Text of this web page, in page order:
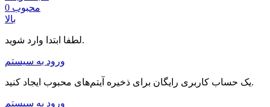
محبوب 0
بالا
لطفا ابتدا وارد شوید.
ورود به سیستم
یک حساب کاربری رایگان برای ذخیره آیتم‌های محبوب ایجاد کنید.
ورود به سیستم